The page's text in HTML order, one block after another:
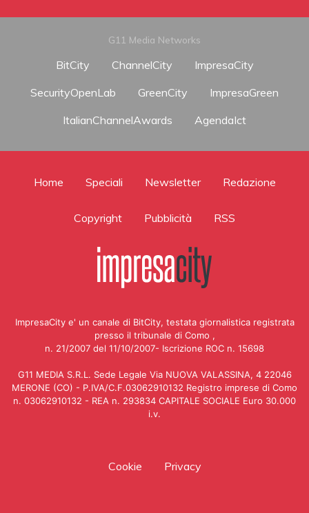
G11 Media Networks
BitCity ChannelCity
ImpresaCity
SecurityOpenLab
GreenCity
ImpresaGreen
ItalianChannelAwards
AgendaIct
Home Speciali Newsletter Redazione
Copyright Pubblicità RSS
ImpresaCity e' un canale di BitCity, testata giornalistica registrata
presso il tribunale di Como ,
n. 21/2007 del 11/10/2007- Iscrizione ROC n. 15698
G11 MEDIA S.R.L. Sede Legale Via NUOVA VALASSINA, 4 22046
MERONE (CO) - P.IVA/C.F.03062910132 Registro imprese di Como
n. 03062910132 - REA n. 293834 CAPITALE SOCIALE Euro 30.000
i.v.
Cookie Privacy